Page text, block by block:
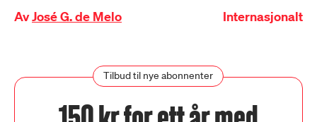
AvJosé G. de Melo Internasjonalt
Tilbud til nye abonnenter